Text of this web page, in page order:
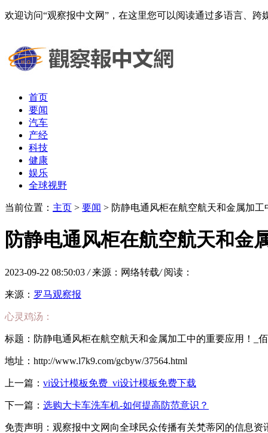
欢迎访问“观察报中文网”，在这里您可以阅读通过多语言、
首页
要闻
汽车
产经
科技
健康
娱乐
全球视野
当前位置： 主页 > 要闻 > 防静电通风柜在航空航天和金属加
防静电通风柜在航空航天和金
2023-09-22 08:50:03 / 来源：网络转载/ 阅读：
来源： 罗马观察报
心灵鸡汤：
标题：防静电通风柜在航空航天和金属加工中的重要应用！_
地址：http://www.l7k9.com/gcbyw/37564.html
上一篇： vi设计模板免费_vi设计模板免费下载
下一篇： 选购大卡车洗车机-如何提高防范意识？
免责声明：观察报中文网向全球民众传播有关梵蒂冈的信息